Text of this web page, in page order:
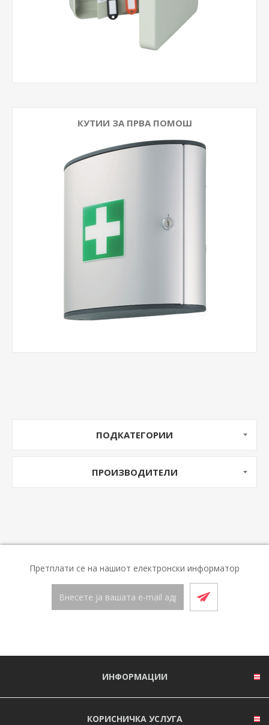
КУТИИ ЗА ПРВА ПОМОШ
ПОДКАТЕГОРИИ
ПРОИЗВОДИТЕЛИ
Претплати се на нашиот електронски информатор
ИНФОРМАЦИИ
КОРИСНИЧКА УСЛУГА